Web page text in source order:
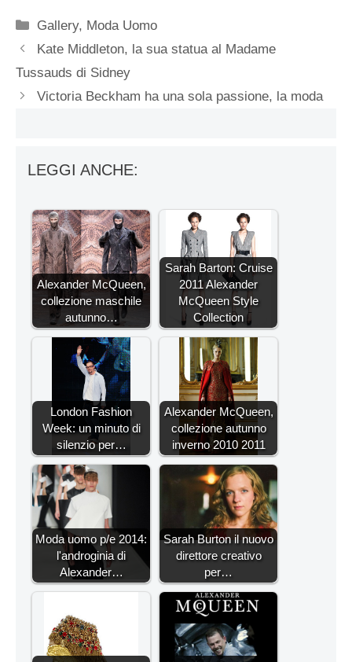
Categorie
Gallery, Moda Uomo
Kate Middleton, la sua statua al Madame
Tussauds di Sidney
Victoria Beckham ha una sola passione, la moda
LEGGI ANCHE:
Alexander McQueen,
collezione maschile
autunno…
Sarah Barton: Cruise
2011 Alexander
McQueen Style
Collection
London Fashion
Week: un minuto di
silenzio per…
Alexander McQueen,
collezione autunno
inverno 2010 2011
Moda uomo p/e 2014:
l'androginia di
Alexander…
Sarah Burton il nuovo
direttore creativo
per…